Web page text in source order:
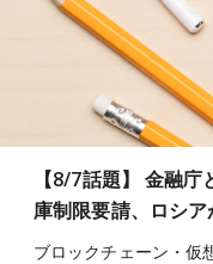
【8/7話題】 金融
庫制限要請、ロシ
ブロックチェーン・仮